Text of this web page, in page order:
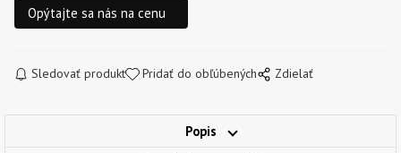
Opýtajte sa nás na cenu
Sledovať produkt Pridať do obľúbených Zdielať
Popis